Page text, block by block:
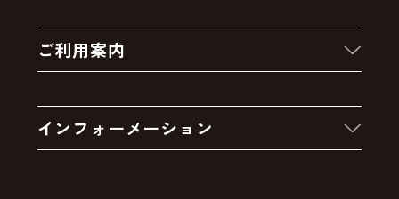
クーポン
卸販売・大量注文
アウトレットセール
ご利用案内
お支払いについて
インフォーメーション